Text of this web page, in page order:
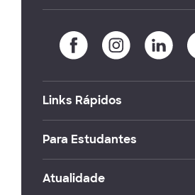
Links Rápidos
Para Estudantes
Atualidade